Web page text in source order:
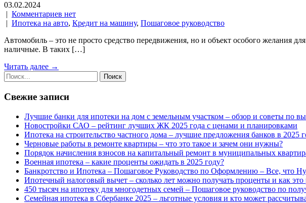
03.02.2024
| Комментариев нет
| Ипотека на авто, Кредит на машину, Пошаговое руководство
Автомобиль – это не просто средство передвижения, но и объект особого желания
наличные. В таких […]
Читать далее →
Свежие записи
Лучшие банки для ипотеки на дом с земельным участком – обзор и советы по
Новостройки САО – рейтинг лучших ЖК 2025 года с ценами и планировками
Ипотека на строительство частного дома – лучшие предложения банков в 2025
Черновые работы в ремонте квартиры – что это такое и зачем они нужны?
Порядок начисления взносов на капитальный ремонт в муниципальных
Военная ипотека – какие проценты ожидать в 2025 году?
Банкротство и Ипотека – Пошаговое Руководство по Оформлению – Все, что
Ипотечный налоговый вычет – сколько лет можно получать проценты и как это
450 тысяч на ипотеку для многодетных семей – Пошаговое руководство по
Семейная ипотека в Сбербанке 2025 – льготные условия и кто может